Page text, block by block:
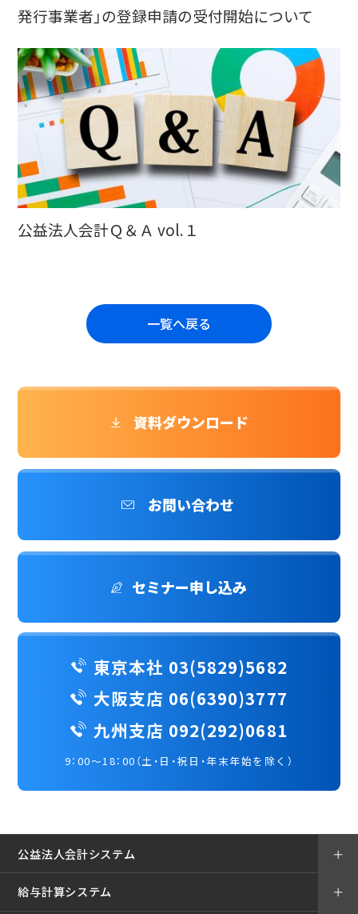
発行事業者」の登録申請の受付開始について
公益法人会計Ｑ＆Ａ vol.１
一覧へ戻る
資料ダウンロード
お問い合わせ
セミナー申し込み
東京本社 03(5829)5682
大阪支店 06(6390)3777
九州支店 092(292)0681
9：00～18：00（土・日・祝日・年末年始を除く）
公益法人会計システム ＋
給与計算システム ＋